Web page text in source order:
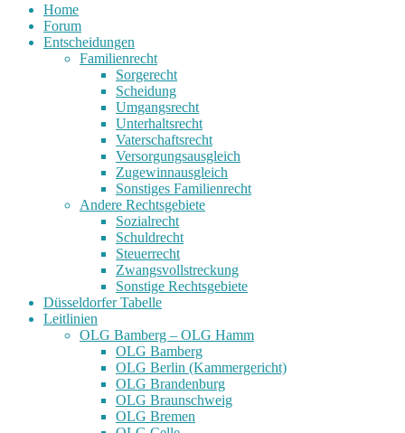
Home
Forum
Entscheidungen
Familienrecht
Sorgerecht
Scheidung
Umgangsrecht
Unterhaltsrecht
Vaterschaftsrecht
Versorgungsausgleich
Zugewinnausgleich
Sonstiges Familienrecht
Andere Rechtsgebiete
Sozialrecht
Schuldrecht
Steuerrecht
Zwangsvollstreckung
Sonstige Rechtsgebiete
Düsseldorfer Tabelle
Leitlinien
OLG Bamberg – OLG Hamm
OLG Bamberg
OLG Berlin (Kammergericht)
OLG Brandenburg
OLG Braunschweig
OLG Bremen